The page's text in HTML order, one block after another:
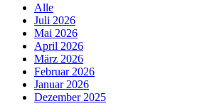
Alle
Juli 2026
Mai 2026
April 2026
März 2026
Februar 2026
Januar 2026
Dezember 2025